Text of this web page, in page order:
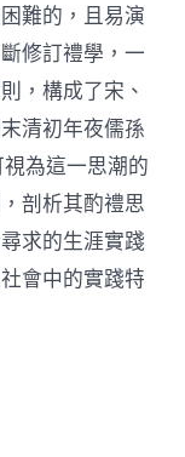
難的，且易演
修訂禮學，一
，構成了宋、
清初年夜儒孫
為這一思潮的
剖析其酌禮思
求的生涯實踐
會中的實踐特